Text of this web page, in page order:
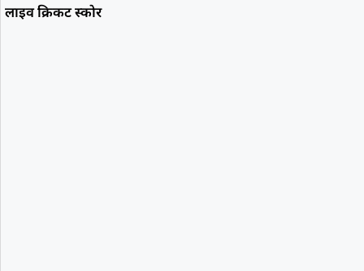
लाइव क्रिकट स्कोर